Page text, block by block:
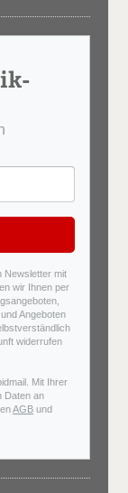
Newsletter mit
wir Ihnen per
Angeboten
widerrufen
Mit Ihrer
Daten an
AGB und